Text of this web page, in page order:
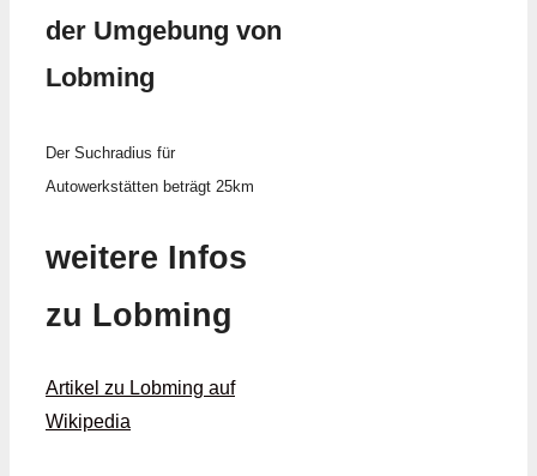
der Umgebung von
Lobming
Der Suchradius für
Autowerkstätten beträgt 25km
weitere Infos
zu Lobming
Artikel zu Lobming auf
Wikipedia